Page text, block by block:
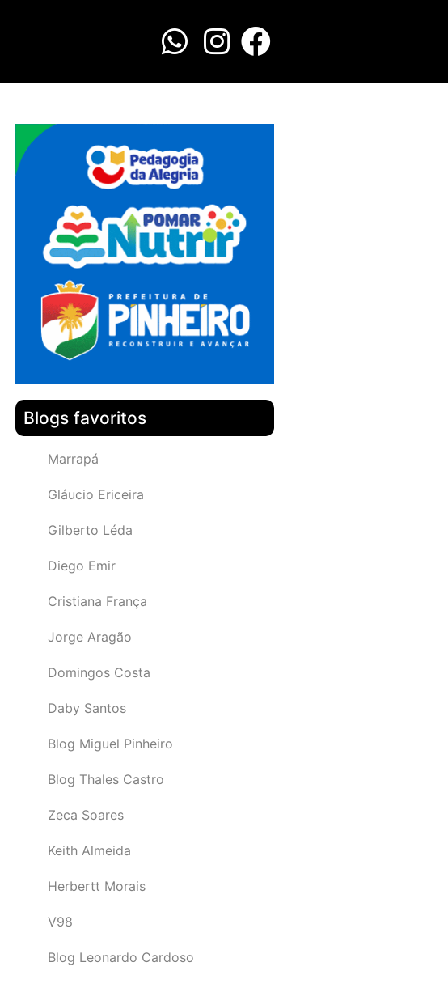
Blogs favoritos
Marrapá
Gláucio Ericeira
Gilberto Léda
Diego Emir
Cristiana França
Jorge Aragão
Domingos Costa
Daby Santos
Blog Miguel Pinheiro
Blog Thales Castro
Zeca Soares
Keith Almeida
Herbertt Morais
V98
Blog Leonardo Cardoso